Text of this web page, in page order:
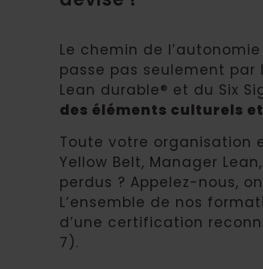
Le chemin de
passe pas seulement
Lean durable® et du Six
des éléments culturels
Toute votre organisation
Yellow Belt, Manager
perdus ? Appelez-nous,
L’ensemble de nos
d’une certification
7).